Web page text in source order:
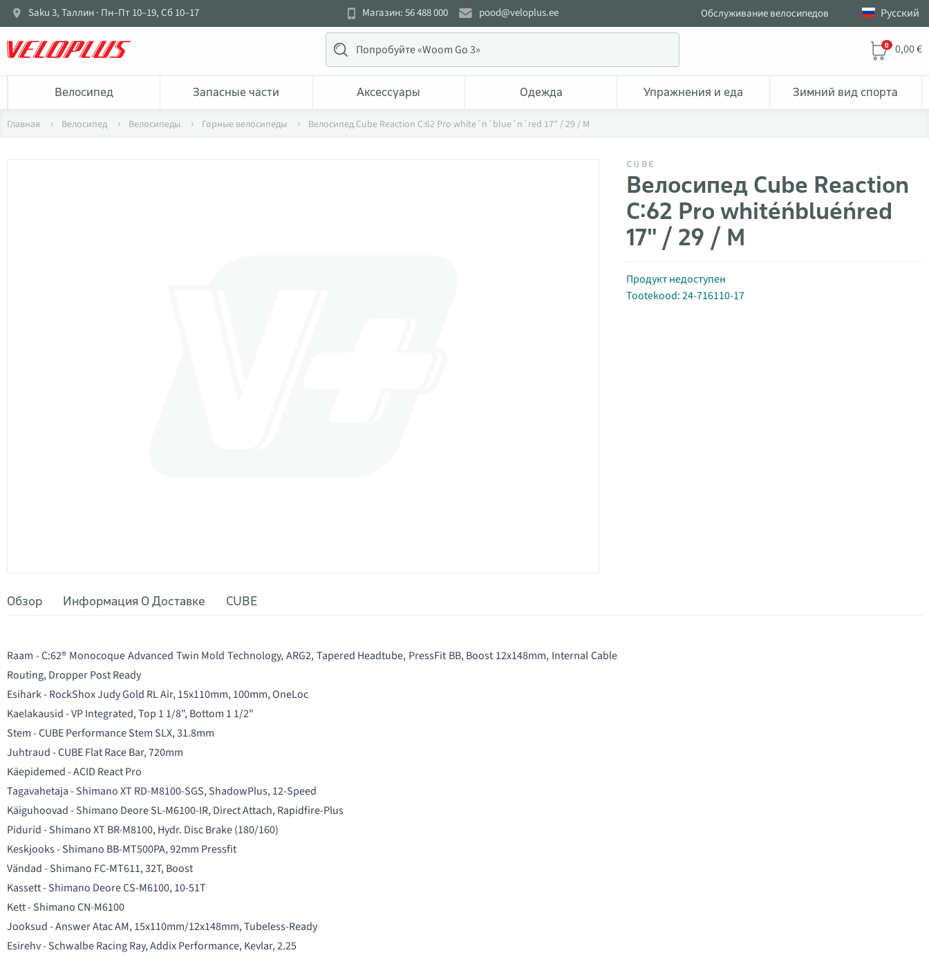
Saku 3, Таллин · Пн–Пт 10–19, Сб 10–17 Магазин: 56 488 000 pood@veloplus.ee Обслуживание велосипедов Pусский
0 0,00 €
Bелосипед Запасные части Аксессуары Одежда Упражнения и еда Зимний вид спорта
Главная Bелосипед Велосипеды Горные велосипеды Велосипед Cube Reaction C:62 Pro white´n´blue´n´red 17" / 29 / M
CUBE
Велосипед Cube Reaction
C:62 Pro white´n´blue´n´red
17" / 29 / M
Продукт недоступен
Tootekood: 24-716110-17
Обзор Информация О Доставке CUBE
Raam - C:62® Monocoque Advanced Twin Mold Technology, ARG2, Tapered Headtube, PressFit BB, Boost 12x148mm, Internal Cable
Routing, Dropper Post Ready
Esihark - RockShox Judy Gold RL Air, 15x110mm, 100mm, OneLoc
Kaelakausid - VP Integrated, Top 1 1/8", Bottom 1 1/2"
Stem - CUBE Performance Stem SLX, 31.8mm
Juhtraud - CUBE Flat Race Bar, 720mm
Käepidemed - ACID React Pro
Tagavahetaja - Shimano XT RD-M8100-SGS, ShadowPlus, 12-Speed
Käiguhoovad - Shimano Deore SL-M6100-IR, Direct Attach, Rapidfire-Plus
Pidurid - Shimano XT BR-M8100, Hydr. Disc Brake (180/160)
Keskjooks - Shimano BB-MT500PA, 92mm Pressfit
Vändad - Shimano FC-MT611, 32T, Boost
Kassett - Shimano Deore CS-M6100, 10-51T
Kett - Shimano CN-M6100
Jooksud - Answer Atac AM, 15x110mm/12x148mm, Tubeless-Ready
Esirehv - Schwalbe Racing Ray, Addix Performance, Kevlar, 2.25